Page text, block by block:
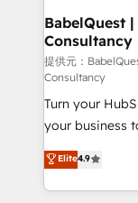
operations A little about us: • Boutique 'Elite' team of
12 • 150+
Service Hub,
27001:2022,
certified - the
our AI
Ready for the next step?
𝗯𝘂𝘀𝗶𝗻𝗲𝘀𝘀'
𝘳𝘦𝘴𝘱𝘰𝘯𝘴𝘪𝘷𝘦)
BabelQuest
Consultancy
提供元：
Consultancy
Turn your
your business to soar 🚀 We’re
HubSpot experts
implement the
environments,
Elite4.9